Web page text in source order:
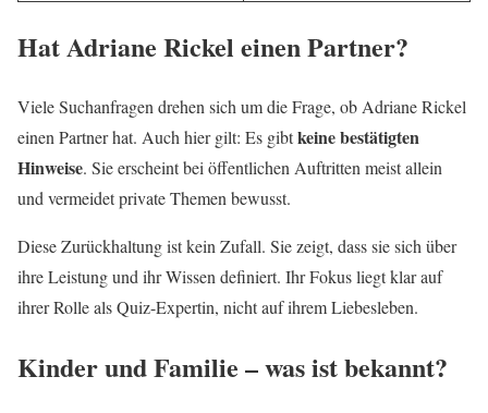
Hat Adriane Rickel einen Partner?
Viele Suchanfragen drehen sich um die Frage, ob Adriane Rickel
einen Partner hat. Auch hier gilt: Es gibtkeine bestätigten
Hinweise. Sie erscheint bei öffentlichen Auftritten meist allein
und vermeidet private Themen bewusst.
Diese Zurückhaltung ist kein Zufall. Sie zeigt, dass sie sich über
ihre Leistung und ihr Wissen definiert. Ihr Fokus liegt klar auf
ihrer Rolle als Quiz-Expertin, nicht auf ihrem Liebesleben.
Kinder und Familie – was ist bekannt?